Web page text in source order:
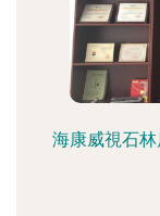
海康威視石